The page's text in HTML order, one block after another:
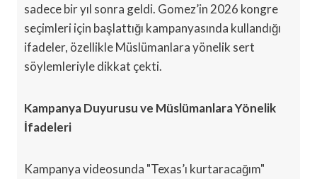
sadece bir yıl sonra geldi. Gomez’in 2026 kongre
seçimleri için başlattığı kampanyasında kullandığı
ifadeler, özellikle Müslümanlara yönelik sert
söylemleriyle dikkat çekti.
Kampanya Duyurusu ve Müslümanlara Yönelik
İfadeleri
Kampanya videosunda "Texas’ı kurtaracağım"